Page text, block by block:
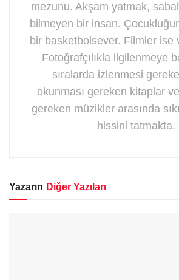
mezunu. Akşam yatmak,
bilmeyen bir insan.
bir basketbolsever. Filmler ise
Fotoğrafçılıkla ilgilenmeye
sıralarda izlenmesi
okunması gereken kitaplar
gereken müzikler arasında
hissini tatmakta.
Yazarın Diğer Yazıları